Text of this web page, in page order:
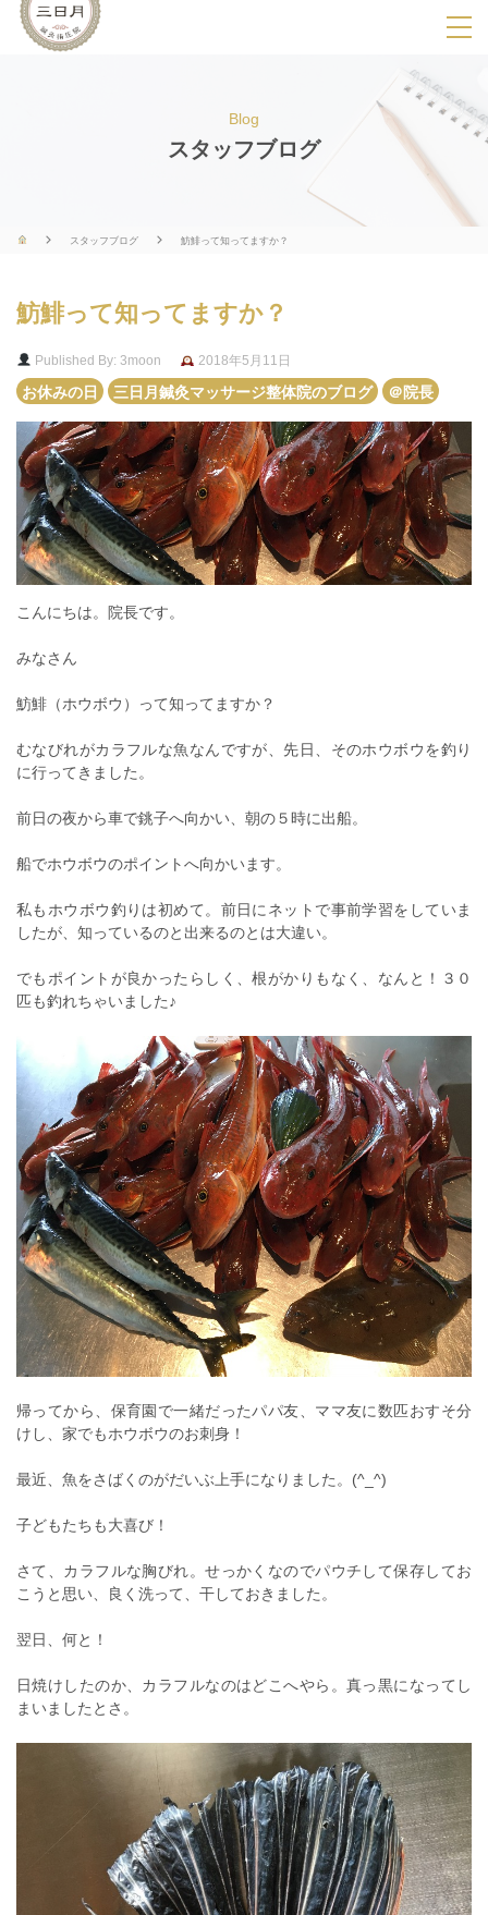
SPメニ
ー
展
用
ボ
Blog
スタッフブログ
スタッフブログ 魴鯡って知ってますか？
魴鯡って知ってますか？
Published By: 3moon
2018年5月11日
お休みの日
三日月鍼灸マッサージ整体院のブログ ＠院長
こんにちは。院長です。
みなさん
魴鯡（ホウボウ）って知ってますか？
むなびれがカラフルな魚なんですが、先日、そのホウボウを釣り
に行ってきました。
前日の夜から車で銚子へ向かい、朝の５時に出船。
船でホウボウのポイントへ向かいます。
私もホウボウ釣りは初めて。前日にネットで事前学習をしていま
したが、知っているのと出来るのとは大違い。
でもポイントが良かったらしく、根がかりもなく、なんと！３０
匹も釣れちゃいました♪
帰ってから、保育園で一緒だったパパ友、ママ友に数匹おすそ分
けし、家でもホウボウのお刺身！
最近、魚をさばくのがだいぶ上手になりました。(^_^)
子どもたちも大喜び！
さて、カラフルな胸びれ。せっかくなのでパウチして保存してお
こうと思い、良く洗って、干しておきました。
翌日、何と！
日焼けしたのか、カラフルなのはどこへやら。真っ黒になってし
まいましたとさ。